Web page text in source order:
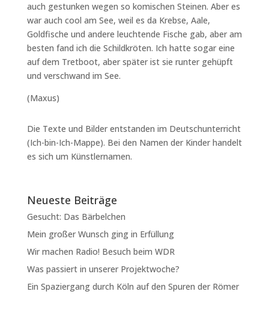
auch gestunken wegen so komischen Steinen. Aber es
war auch cool am See, weil es da Krebse, Aale,
Goldfische und andere leuchtende Fische gab, aber am
besten fand ich die Schildkröten. Ich hatte sogar eine
auf dem Tretboot, aber später ist sie runter gehüpft
und verschwand im See.
(Maxus)
Die Texte und Bilder entstanden im Deutschunterricht
(Ich-bin-Ich-Mappe). Bei den Namen der Kinder handelt
es sich um Künstlernamen.
Neueste Beiträge
Gesucht: Das Bärbelchen
Mein großer Wunsch ging in Erfüllung
Wir machen Radio! Besuch beim WDR
Was passiert in unserer Projektwoche?
Ein Spaziergang durch Köln auf den Spuren der Römer